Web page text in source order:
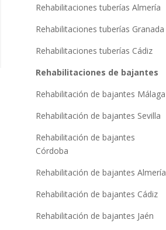
Rehabilitaciones tuberías Almería
Rehabilitaciones tuberías Granada
Rehabilitaciones tuberías Cádiz
Rehabilitaciones de bajantes
Rehabilitación de bajantes Málaga
Rehabilitación de bajantes Sevilla
Rehabilitación de bajantes
Córdoba
Rehabilitación de bajantes Almería
Rehabilitación de bajantes Cádiz
Rehabilitación de bajantes Jaén